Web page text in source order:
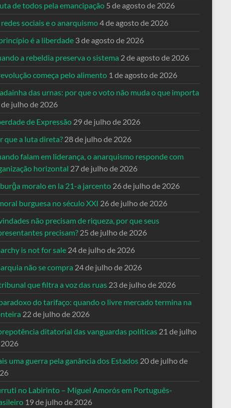
de todos pela emancipação 5 de agosto de 2026
sociais e o anarquismo4 de agosto de 2026
é a liberdade 3 de agosto de 2026
a rebeldia preserva o sistema 2 de agosto de 2026
começa pelo alimento 1 de agosto de 2026
das urnas: por que o voto não muda o que importa
julho de 2026
de Expressão 29 de julho de 2026
que a luta direta? 28 de julho de 2026
falam em liderança, o anarquismo responde com
horizontal 27 de julho de 2026
moralo en la 21-a jarcento 26 de julho de 2026
burguesa no século XXI 26 de julho de 2026
não precisam de riqueza, por que seus
precisam? 25 de julho de 2026
is not for sale 24 de julho de 2026
não se compra 24 de julho de 2026
que filtra a voz das ruas 23 de julho de 2026
do tarifaço: quando o livre mercado termina na
22 de julho de 2026
ditatorial das vanguardas políticas 21 de julho
uma guerra pela ganância dos Estados 20 de julho de
no Labirinto – Miguel Amorós em Português-
19 de julho de 2026